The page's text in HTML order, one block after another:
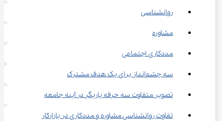
روانشناسی
مشاوره
مددکاری اجتماعی
سه چشم‌انداز برای یک هدف مشترک
تصویر متفاوت سه حرفه یاریگر در آینه جامعه
تفاوت روانشناسی مشاوره و مددکاری در بازارکار